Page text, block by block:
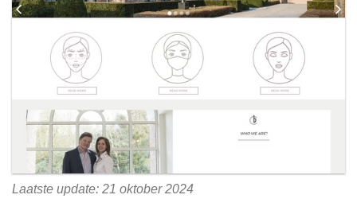
Laatste update: 21 oktober 2024